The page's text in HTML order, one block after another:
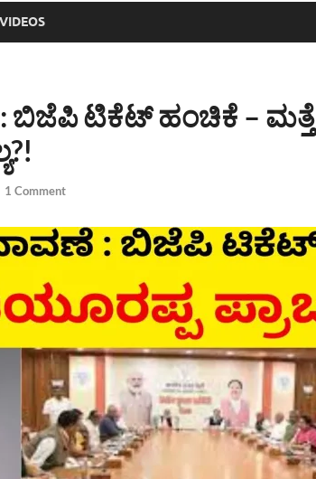
VIDEOS
ಬಿಜೆಪಿ ಟಿಕೆಟ್ ಹಂಚಿಕೆ – ಮತ್ತೆ
1 Comment